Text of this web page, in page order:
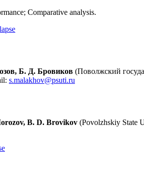
Comparative analysis.
Б. Д. Бровиков (Поволжский
s.malakhov@psuti.ru
B. D. Brovikov (Povolzhskiy State